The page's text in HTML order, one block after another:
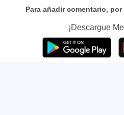
Para añadir comentario,
¡Descargue